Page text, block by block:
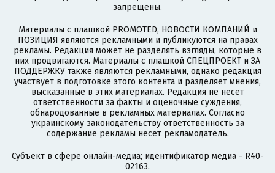
запрещены.
Материалы с плашкой PROMOTED, НОВОСТИ КОМПАНИЙ и
ПОЗИЦИЯ являются рекламными и публикуются на правах
рекламы. Редакция может не разделять взгляды, которые в
них продвигаются. Материалы с плашкой СПЕЦПРОЕКТ и ЗА
ПОДДЕРЖКУ также являются рекламными, однако редакция
участвует в подготовке этого контента и разделяет мнения,
высказанные в этих материалах. Редакция не несет
ответственности за факты и оценочные суждения,
обнародованные в рекламных материалах. Согласно
украинскому законодательству ответственность за
содержание рекламы несет рекламодатель.
Субъект в сфере онлайн-медиа; идентификатор медиа - R40-
02163.